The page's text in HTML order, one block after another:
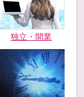
独立・開業